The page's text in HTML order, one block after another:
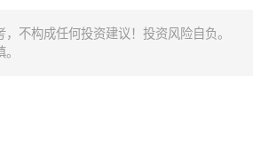
不构成任何投资建议！投资风险自负。